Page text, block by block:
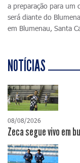
a preparação para um
será diante do
em Blumenau, Santa
NOTÍCIAS
08/08/2026
Zeca segue vivo em